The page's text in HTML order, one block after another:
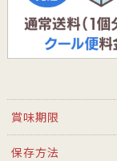
賞味期限
保存方法